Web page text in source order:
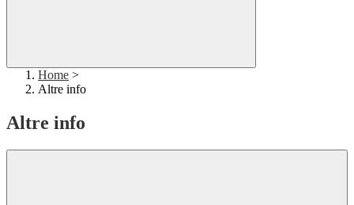
Home >
Altre info
Altre info